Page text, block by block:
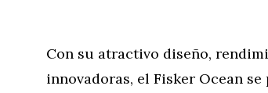
Con su atractivo diseño,
innovadoras, el Fisker Ocean